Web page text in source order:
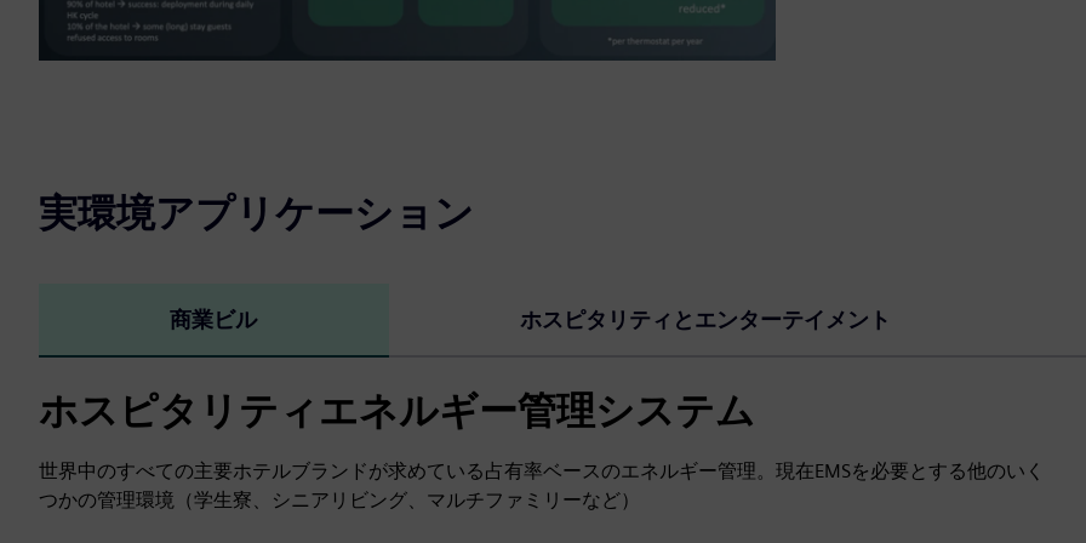
実環境アプリケーション
商業ビル ホスピタリティとエンターテイメント
ホスピタリティエネルギー管理システム
世界中のすべての主要ホテルブランドが求めている占有率ベースのエネルギー管理。現在EMSを必要とする他のいく
つかの管理環境（学生寮、シニアリビング、マルチファミリーなど）